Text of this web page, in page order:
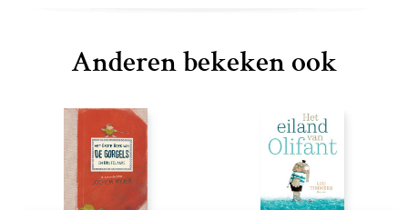
grapjes. Leuk voor later, of-niet-of-wel!
Anderen bekeken ook